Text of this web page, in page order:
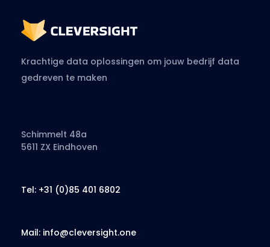
Krachtige data oplossingen om jouw bedrijf data
gedreven te maken
Schimmelt 48a
5611 ZX Eindhoven
Tel: +31 (0)85 401 6802
Mail: info@cleversight.one